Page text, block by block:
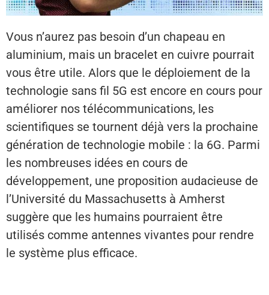
Vous n’aurez pas besoin d’un chapeau en
aluminium, mais un bracelet en cuivre pourrait
vous être utile. Alors que le déploiement de la
technologie sans fil 5G est encore en cours pour
améliorer nos télécommunications, les
scientifiques se tournent déjà vers la prochaine
génération de technologie mobile : la 6G. Parmi
les nombreuses idées en cours de
développement, une proposition audacieuse de
l’Université du Massachusetts à Amherst
suggère que les humains pourraient être
utilisés comme antennes vivantes pour rendre
le système plus efficace.